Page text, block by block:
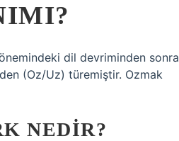
dil devriminden sonra
(Oz/Uz) türemiştir. Ozmak
NEDIR?